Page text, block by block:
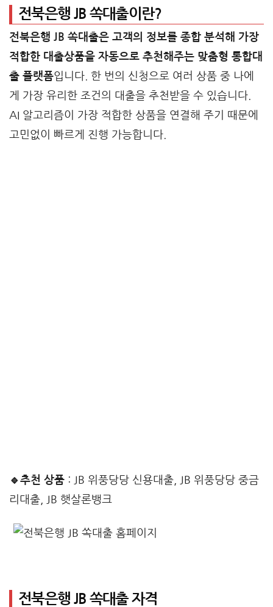
전북은행 JB 쏙대출이란?
전북은행 JB 쏙대출은 고객의 정보를 종합 분석해 가장
적합한 대출상품을 자동으로 추천해주는 맞춤형 통합대
출 플랫폼입니다. 한 번의 신청으로 여러 상품 중 나에
게 가장 유리한 조건의 대출을 추천받을 수 있습니다.
AI 알고리즘이 가장 적합한 상품을 연결해 주기 때문에
고민없이 빠르게 진행 가능합니다.
🔹추천 상품 : JB 위풍당당 신용대출, JB 위풍당당 중금
리대출, JB 햇살론뱅크
전북은행 JB 쏙대출 자격